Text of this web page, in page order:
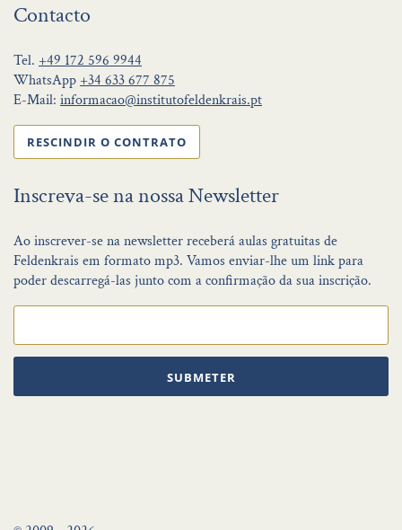
Contacto
Tel. +49 172 596 9944
WhatsApp +34 633 677 875
E-Mail: informacao@institutofeldenkrais.pt
RESCINDIR O CONTRATO
Inscreva-se na nossa Newsletter
Ao inscrever-se na newsletter receberá aulas gratuitas de
Feldenkrais em formato mp3. Vamos enviar-lhe um link para
poder descarregá-las junto com a confirmação da sua inscrição.
SUBMETER